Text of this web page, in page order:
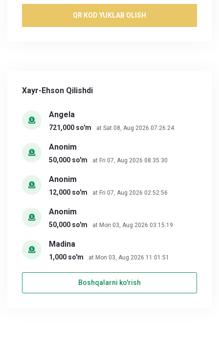
QR KOD YUKLAB OLISH
Xayr-Ehson Qilishdi
Angela
721,000 so'm at Sat 08, Aug 2026 07:26:24
Anonim
50,000 so'm at Fri 07, Aug 2026 08:35:30
Anonim
12,000 so'm at Fri 07, Aug 2026 02:52:56
Anonim
50,000 so'm at Mon 03, Aug 2026 03:15:19
Madina
1,000 so'm at Mon 03, Aug 2026 11:01:51
Boshqalarni ko'rish